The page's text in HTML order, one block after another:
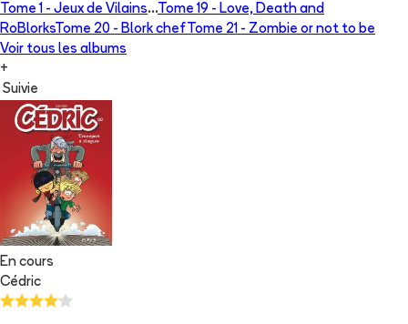
Tome 1 - Jeux de Vilains...Tome 19 - Love, Death and
RoBlorksTome 20 - Blork chef Tome 21 - Zombie or not to be
Voir tous les albums
+
Suivie
En cours
Cédric